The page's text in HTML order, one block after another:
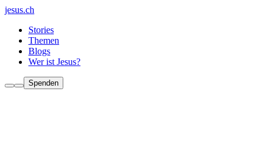
jesus.ch
Stories
Themen
Blogs
Wer ist Jesus?
Spenden